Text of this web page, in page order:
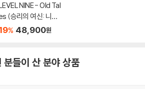
NINE - Old Tal
(승리의 여신: 니케
[마블 컬러 LP]
% 48,900원
분들이 산 분야 상품